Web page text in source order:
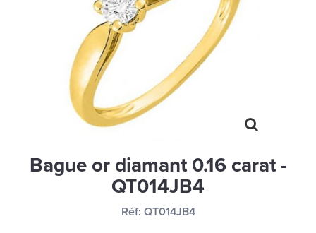
SWAROVSKI
BONNES AFFAIRES
CARTES CADEAUX
IDÉE CADEAUX
QUI SOMMES NOUS
Bague or diamant 0.16 carat -
QT014JB4
Réf: QT014JB4